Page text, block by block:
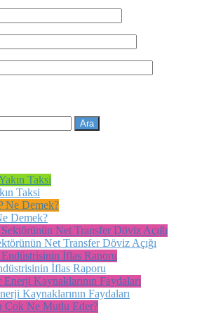
Taksi
Demek?
Net Transfer Döviz Açığı
İflas Raporu
Kaynaklarının Faydaları